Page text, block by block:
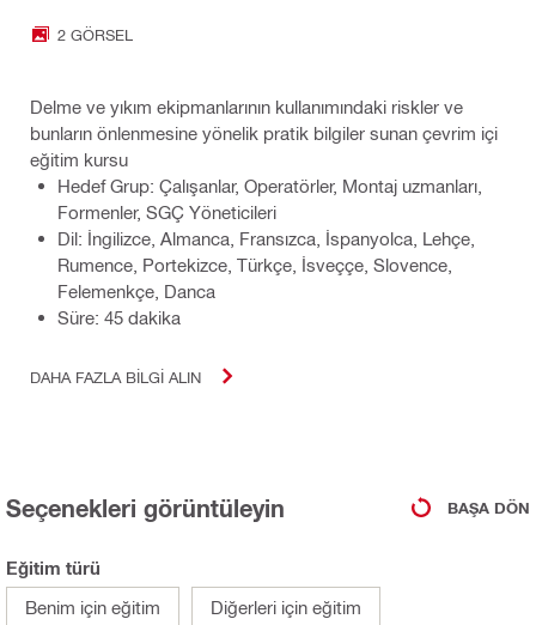
2 GÖRSEL
Delme ve yıkım ekipmanlarının kullanımındaki riskler ve
bunların önlenmesine yönelik pratik bilgiler sunan çevrim içi
eğitim kursu
Hedef Grup: Çalışanlar, Operatörler, Montaj uzmanları,
Formenler, SGÇ Yöneticileri
Dil: İngilizce, Almanca, Fransızca, İspanyolca, Lehçe,
Rumence, Portekizce, Türkçe, İsveççe, Slovence,
Felemenkçe, Danca
Süre: 45 dakika
DAHA FAZLA BILGI ALIN
Seçenekleri görüntüleyin BAŞA DÖN
Eğitim türü
Benim için eğitim
Diğerleri için eğitim